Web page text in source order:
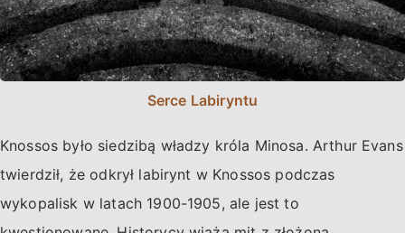
Serce Labiryntu
Knossos było siedzibą władzy króla Minosa. Arthur Evans
twierdził, że odkrył labirynt w Knossos podczas
wykopalisk w latach 1900-1905, ale jest to